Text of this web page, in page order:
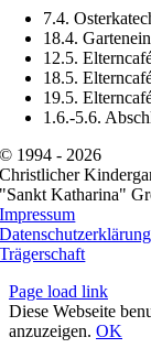
7.4.
18.4.
12.5.
18.5.
19.5.
1.6.-5.6.
© 1994 - 2026
Christlicher
"Sankt Katharina"
Impressum
Datenschutzerklärung
Trägerschaft
Page load link
Diese Webseite
anzuzeigen. OK